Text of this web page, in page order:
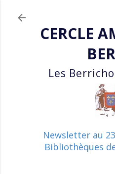
CERCLE
Les
Newsletter au
Bibliothèques